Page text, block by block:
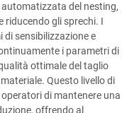
del nesting,
riducendo gli sprechi. I
sensibilizzazione e
i parametri di
ottimale del taglio
Questo livello di
di mantenere una
offrendo al